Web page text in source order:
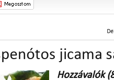
jicama
Hozzávalók